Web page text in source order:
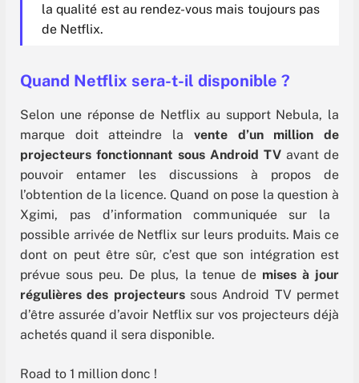
la qualité est au rendez-vous mais toujours pas
de Netflix.
Quand Netflix sera-t-il disponible ?
Selon une réponse de Netflix au support Nebula, la
marque doit atteindre la vente d’un million de
projecteurs fonctionnant sous Android TV avant de
pouvoir entamer les discussions à propos de
l’obtention de la licence. Quand on pose la question à
Xgimi, pas d’information communiquée sur la
possible arrivée de Netflix sur leurs produits. Mais ce
dont on peut être sûr, c’est que son intégration est
prévue sous peu. De plus, la tenue de mises à jour
régulières des projecteurssous Android TV permet
d’être assurée d’avoir Netflix sur vos projecteurs déjà
achetés quand il sera disponible.
Road to 1 million donc !